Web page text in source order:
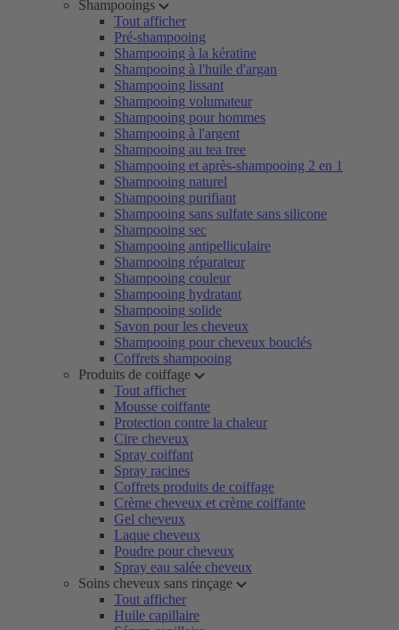
Shampooings
Tout afficher
Pré-shampooing
Shampooing à la kératine
Shampooing à l'huile d'argan
Shampooing lissant
Shampooing volumateur
Shampooing pour hommes
Shampooing à l'argent
Shampooing au tea tree
Shampooing et après-shampooing 2 en 1
Shampooing naturel
Shampooing purifiant
Shampooing sans sulfate sans silicone
Shampooing sec
Shampooing antipelliculaire
Shampooing réparateur
Shampooing couleur
Shampooing hydratant
Shampooing solide
Savon pour les cheveux
Shampooing pour cheveux bouclés
Coffrets shampooing
Produits de coiffage
Tout afficher
Mousse coiffante
Protection contre la chaleur
Cire cheveux
Spray coiffant
Spray racines
Coffrets produits de coiffage
Crème cheveux et crème coiffante
Gel cheveux
Laque cheveux
Poudre pour cheveux
Spray eau salée cheveux
Soins cheveux sans rinçage
Tout afficher
Huile capillaire